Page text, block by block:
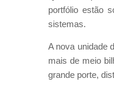
portfólio estão
sistemas.
A nova unidade
mais de meio
grande porte,